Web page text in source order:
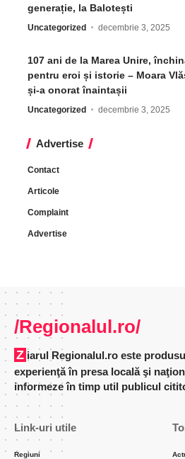
generație, la Balotești
Uncategorized decembrie 3, 2025
107 ani de la Marea Unire,
pentru eroi și istorie – Moara
și-a onorat înaintașii
Uncategorized decembrie 3, 2025
Advertise
Contact
Articole
Complaint
Advertise
/Regionalul.ro/
Ziarul Regionalul.ro este produsul unei echipe cu
experienţă în presa locală şi
informeze în timp util publicul
Link-uri utile
Regiuni